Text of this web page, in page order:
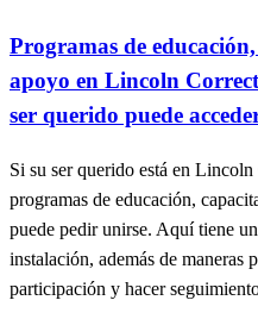
Programas de
apoyo en Lincoln
ser querido puede
Si su ser querido está en
programas de educación,
puede pedir unirse. Aquí tiene
instalación, además de maneras
participación y hacer